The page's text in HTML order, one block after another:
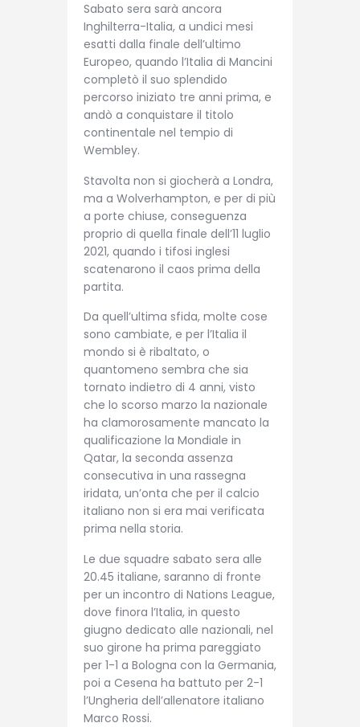
Sabato sera sarà ancora
Inghilterra-Italia, a undici mesi
esatti dalla finale dell’ultimo
Europeo, quando l’Italia di Mancini
completò il suo splendido
percorso iniziato tre anni prima, e
andò a conquistare il titolo
continentale nel tempio di
Wembley.
Stavolta non si giocherà a Londra,
ma a Wolverhampton, e per di più
a porte chiuse, conseguenza
proprio di quella finale dell’11 luglio
2021, quando i tifosi inglesi
scatenarono il caos prima della
partita.
Da quell’ultima sfida, molte cose
sono cambiate, e per l’Italia il
mondo si è ribaltato, o
quantomeno sembra che sia
tornato indietro di 4 anni, visto
che lo scorso marzo la nazionale
ha clamorosamente mancato la
qualificazione la Mondiale in
Qatar, la seconda assenza
consecutiva in una rassegna
iridata, un’onta che per il calcio
italiano non si era mai verificata
prima nella storia.
Le due squadre sabato sera alle
20.45 italiane, saranno di fronte
per un incontro di Nations League,
dove finora l’Italia, in questo
giugno dedicato alle nazionali, nel
suo girone ha prima pareggiato
per 1-1 a Bologna con la Germania,
poi a Cesena ha battuto per 2-1
l’Ungheria dell’allenatore italiano
Marco Rossi.